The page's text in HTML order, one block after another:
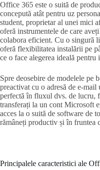
Office 365 este o suită de
concepută atât pentru uz
student, proprietar al unei mici
oferă instrumentele de care
colabora eficient. Cu o singură
oferă flexibilitatea instalării pe
ce o face alegerea ideală
Spre deosebire de modelele pe
preactivat cu o adresă de e-
perfectă în fluxul dvs. de lucru,
transferați la un cont Microsoft
acces la o suită de software de
rămâneți productiv și în fruntea
Principalele caracteristici ale